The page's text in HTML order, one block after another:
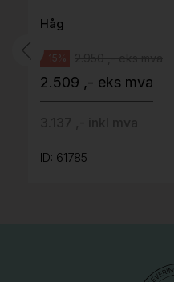
Håg
-15%
2.509 ,- eks mva
ID: 61785